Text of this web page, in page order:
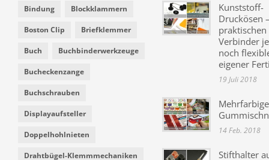
Bindung Blockklammern
Boston Clip Briefklemmer
Buch Buchbinderwerkzeuge
Bucheckenzange
Buchschrauben
Displayaufsteller
Doppelhohlnieten
Drahtbügel-Klemmmechaniken
Kunststoff-
Druckösen
praktischen
Verbinder
noch
eigener
19 Juli 2018
Mehrfarbige
14 Feb. 2018
Stifthalter